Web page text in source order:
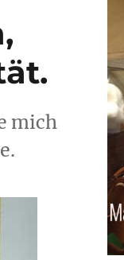
mich